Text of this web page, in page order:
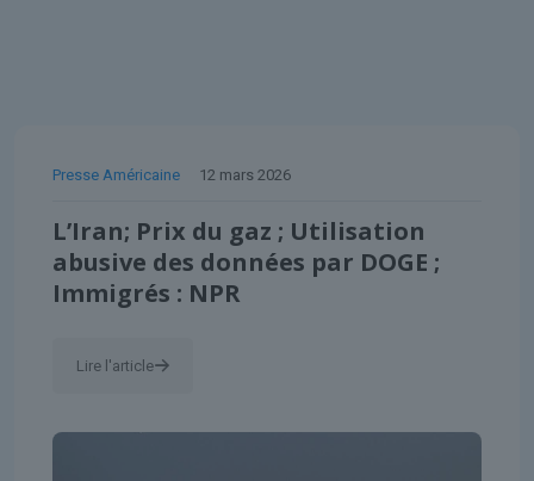
Presse Américaine 12 mars 2026
L’Iran; Prix ​​du gaz ; Utilisation
abusive des données par DOGE ;
Immigrés : NPR
Lire l'article